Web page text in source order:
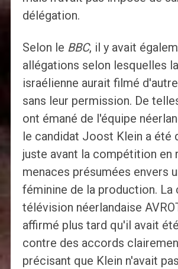
délégation.
Selon le BBC, il y avait
allégations selon lesquelles
israélienne aurait filmé
sans leur permission. De
ont émané de l'équipe
le candidat Joost Klein a été
juste avant la compétition en
menaces présumées envers
féminine de la production. La
télévision néerlandaise
affirmé plus tard qu'il avait
contre des accords
précisant que Klein n'avait